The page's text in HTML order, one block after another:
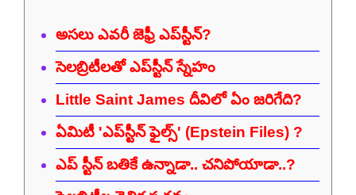
అసలు ఎవరీ జెఫ్రీ ఎప్‌స్టీన్?
సెలబ్రిటీలతో ఎప్‌స్టీన్ స్నేహం
Little Saint James దీవిలో ఏం జరిగేది?
ఏమిటీ 'ఎప్‌స్టీన్ ఫైల్స్' (Epstein Files) ?
ఎప్ స్టీన్ బతికే ఉన్నాడా.. చనిపోయాడా..?